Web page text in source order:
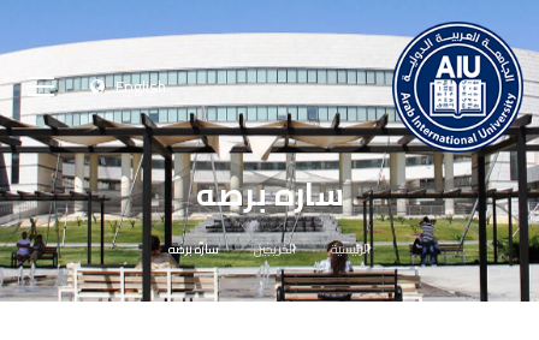
English
ساره برصه
الرئيسية الخريجين ساره برصه